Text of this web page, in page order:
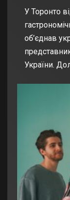
У Торонто
об’єднав
України.